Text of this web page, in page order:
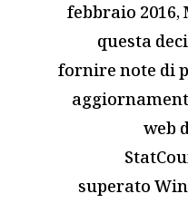
febbraio
questa
fornire note di
web
superato